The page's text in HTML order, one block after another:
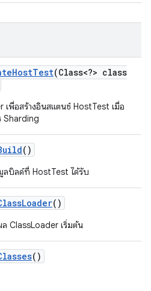
HostTest(Class<?> class
เพื่อสร้างอินสแตนซ์ HostTest เมื่อ
Sharding
()
ลบิลด์ที่ HostTest ได้รับ
Loader()
ClassLoader เริ่มต้น
()